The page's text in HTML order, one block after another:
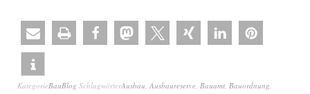
KategorieBauBlog SchlagwörterAusbau, Ausbaureserve, Bauamt, Bauordnung,